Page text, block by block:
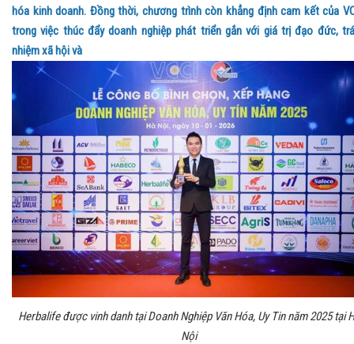
hóa kinh doanh. Đồng thời, chương trình còn khẳng định cam kết của
trong việc thúc đẩy doanh nghiệp phát triển gắn với giá trị đạo đức,
nhiệm xã hội và
Herbalife được vinh danh tại Doanh Nghiệp Văn Hóa, Uy Tin năm 2025 tại
Nội